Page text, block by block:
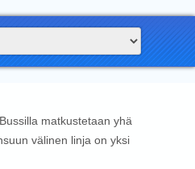
matkustetaan yhä
välinen linja on yksi